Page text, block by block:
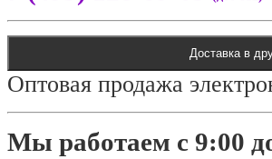
Доставка в
Оптовая продажа
Мы работаем с 9:00